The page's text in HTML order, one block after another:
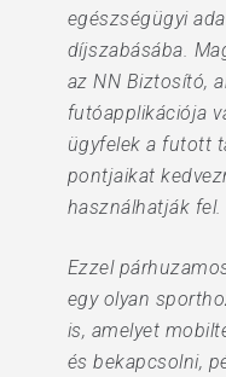
egészségügyi
díjszabásába.
az NN Biztosító,
futóapplikációja
ügyfelek a futott
pontjaikat
használhatják fel.
Ezzel
egy olyan
is, amelyet
és bekapcsolni,